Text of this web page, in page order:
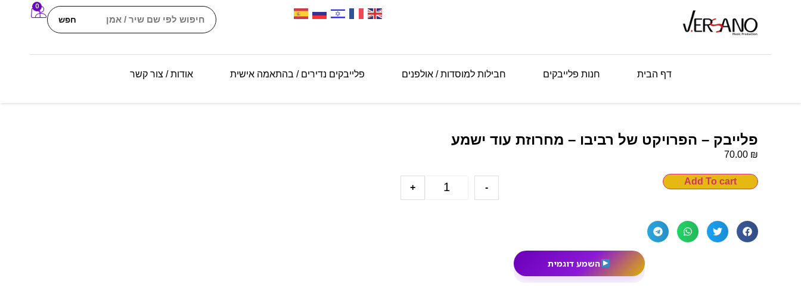
חפש
0
דף הבית חנות פלייבקים חבילות למוסדות / אולפנים פלייבקים נדירים / בהתאמה אישית אודות / צור קשר
פלייבק – הפרויקט של רביבו – מחרוזת עוד ישמע
70.00 ₪
-
+
Add To cart
השמע דוגמית